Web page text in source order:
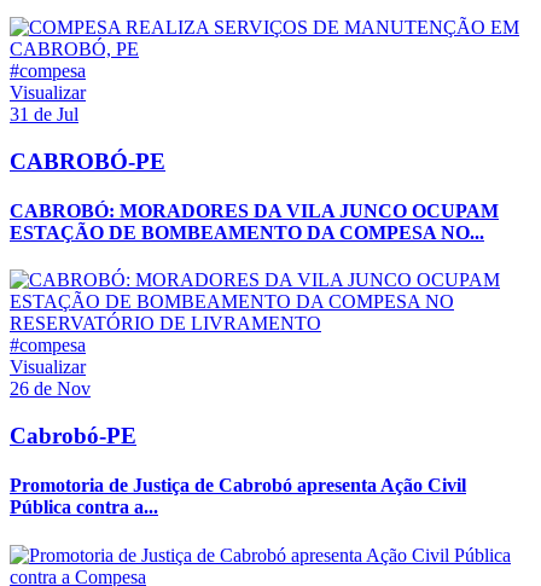
#compesa
Visualizar
31 de Jul
CABROBÓ-PE
CABROBÓ: MORADORES DA VILA JUNCO OCUPAM
ESTAÇÃO DE BOMBEAMENTO DA COMPESA NO...
#compesa
Visualizar
26 de Nov
Cabrobó-PE
Promotoria de Justiça de Cabrobó apresenta Ação Civil
Pública contra a...